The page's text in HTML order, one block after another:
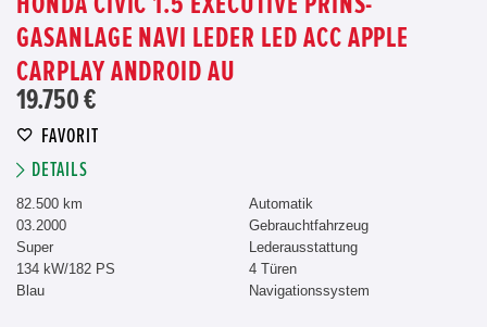
GASANLAGE NAVI LEDER LED ACC APPLE
CARPLAY ANDROID AU
19.750 €
FAVORIT
DETAILS
82.500 km
03.2000
Super
134 kW/182 PS
Blau
Automatik
Gebrauchtfahrzeug
Lederausstattung
4 Türen
Navigationssystem